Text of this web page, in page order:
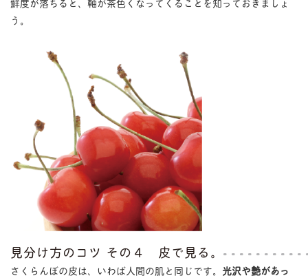
う。
見分け方のコツ その４ 皮で見る。
さくらんぼの皮は、いわば人間の肌と同じです。 光沢や艶があっ